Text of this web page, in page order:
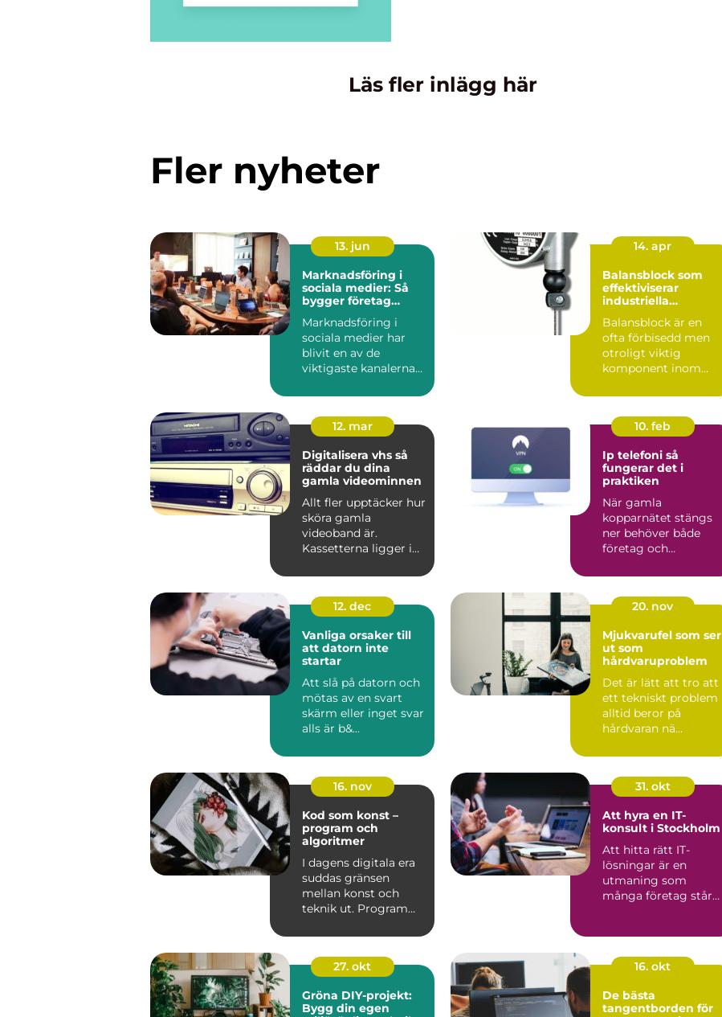
Läs fler inlägg här
Fler nyheter
13. jun
Marknadsföring i
sociala medier: Så
bygger företag
Marknadsföring i
sociala medier har
blivit en av de
viktigaste kanalerna
14. apr
Balansblock som
effektiviserar
industriella
Balansblock är en
ofta förbisedd men
otroligt viktig
komponent inom
12. mar
Digitalisera vhs så
räddar du dina
gamla videominnen
Allt fler upptäcker hur
sköra gamla
videoband är.
Kassetterna ligger i
samtidig...
10. feb
Ip telefoni så
fungerar det i
praktiken
När gamla
kopparnätet stängs
ner behöver både
företag och
över sin telefoni.
Många...
12. dec
Vanliga orsaker till
att datorn inte
startar
Att slå på datorn och
mötas av en svart
skärm eller inget svar
alls är b&...
20. nov
Mjukvarufel som ser
ut som
hårdvaruproblem
Det är lätt att tro att
ett tekniskt problem
alltid beror på
hårdvaran nä...
16. nov
Kod som konst –
program och
algoritmer
I dagens digitala era
suddas gränsen
mellan konst och
teknik ut. Program
ska...
31. okt
Att hyra en IT-
konsult i Stockholm
Att hitta rätt IT-
lösningar är en
utmaning som
många företag står
27. okt
Gröna DIY-projekt:
Bygg din egen
16. okt
De bästa
tangentborden för